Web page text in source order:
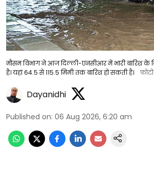
मौसम विभाग ने आज दिल्ली-एनसीआर में भारी बारिश के
है। यहां 64.5 से 115.5 मिमी तक बारिश हो सकती है।
Dayanidhi
Published on: 06 Aug 2026, 6:20 am